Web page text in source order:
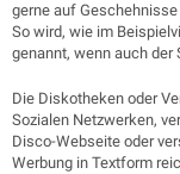
gerne auf Geschehnisse
So wird, wie im
genannt, wenn auch
Die Diskotheken oder
Sozialen Netzwerken,
Disco-Webseite oder
Werbung in Textform